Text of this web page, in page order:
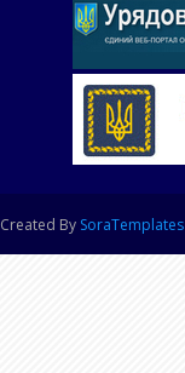
Created By SoraTemplates